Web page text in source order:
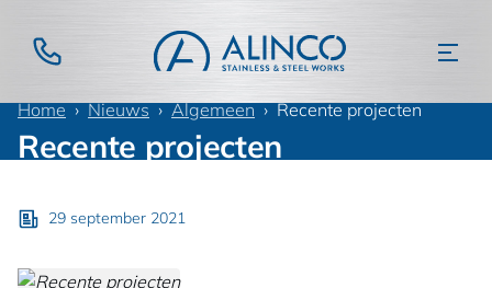
Home Nieuws Algemeen Recente projecten
Recente projecten
29 september 2021